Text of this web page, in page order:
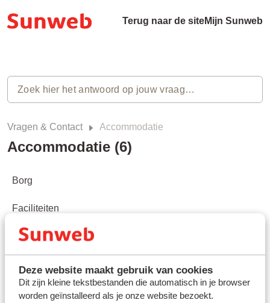
Deze website maakt gebruik van cookies
Dit zijn kleine tekstbestanden die automatisch in je browser
worden geïnstalleerd als je onze website bezoekt.
Terug naar de siteMijn Sunweb
Vragen & Contact Accommodatie
Accommodatie (6)
Borg
Faciliteiten
In- en uitchecktijden
Parkeren